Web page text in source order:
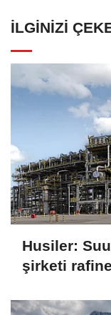
İLGINIZI
Husiler:
şirketi